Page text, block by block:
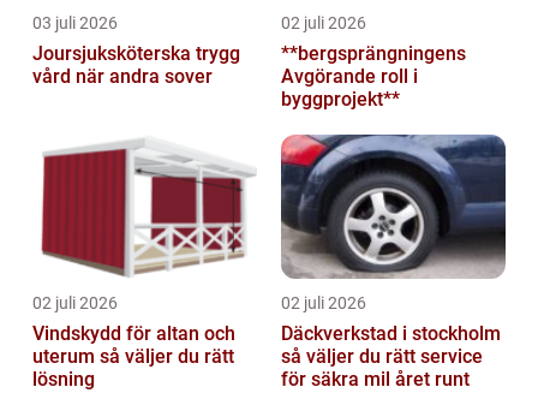
03 juli 2026
Joursjuksköterska trygg
vård när andra sover
02 juli 2026
**bergsprängningens
Avgörande roll i
byggprojekt**
02 juli 2026
Vindskydd för altan och
uterum så väljer du rätt
lösning
02 juli 2026
Däckverkstad i stockholm
så väljer du rätt service
för säkra mil året runt